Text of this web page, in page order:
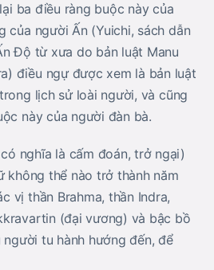
ba điều ràng buộc này của
của người Ấn (Yuichi, sách dẫn
Độ từ xưa do bản luật Manu
điều ngự được xem là bản luật
lịch sử loài người, và cũng
này của người đàn bà.
nghĩa là cấm đoán, trở ngại)
không thể nào trở thành năm
vị thần Brahma, thần Indra,
(đại vương) và bậc bồ
tu hành hướng đến, để